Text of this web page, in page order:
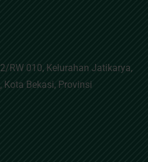
RW 010, Kelurahan Jatikarya,
Bekasi, Provinsi